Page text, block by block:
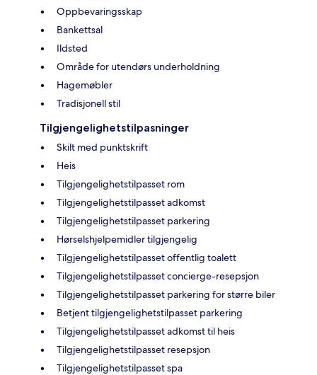
Oppbevaringsskap
Bankettsal
Ildsted
Område for utendørs underholdning
Hagemøbler
Tradisjonell stil
Tilgjengelighetstilpasninger
Skilt med punktskrift
Heis
Tilgjengelighetstilpasset rom
Tilgjengelighetstilpasset adkomst
Tilgjengelighetstilpasset parkering
Hørselshjelpemidler tilgjengelig
Tilgjengelighetstilpasset offentlig toalett
Tilgjengelighetstilpasset concierge-resepsjon
Tilgjengelighetstilpasset parkering for større biler
Betjent tilgjengelighetstilpasset parkering
Tilgjengelighetstilpasset adkomst til heis
Tilgjengelighetstilpasset resepsjon
Tilgjengelighetstilpasset spa